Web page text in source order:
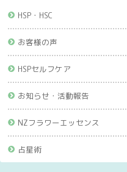
HSP・HSC
お客様の声
HSPセルフケア
お知らせ・活動報告
NZフラワーエッセンス
占星術